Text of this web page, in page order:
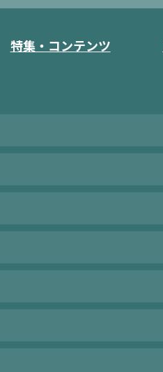
特集・コンテンツ